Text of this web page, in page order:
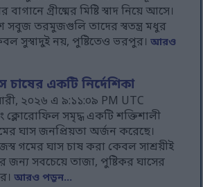
গ্রীষ্মের মিষ্টি স্বাদ নিয়ে আসে।
সবুজ তরমুজগুলি তাদের স্বতন্ত্র মধুর
সুস্বাদুই নয়, পুষ্টিতেও ভরপুর।আরও
চাষের একটি নির্দেশিকা
২০২৬ এ ৯:১১:০৯ PM UTC
ক্লোরোফিল সমৃদ্ধ একটি শক্তিশালী
ঘাস জনপ্রিয়তা অর্জন করেছে।
গমের ঘাস চাষ করা কেবল সাশ্রয়ীই
সবচেয়ে তাজা, পুষ্টিকর ঘাসের
আরও পড়ুন...